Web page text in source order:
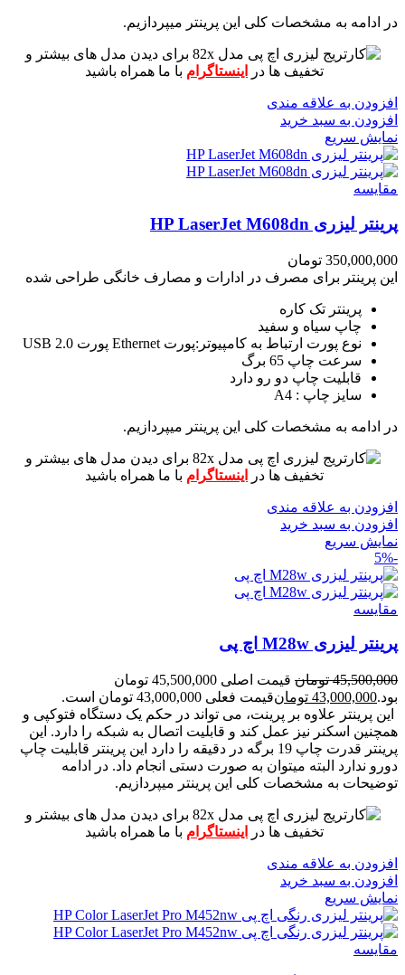
در ادامه به مشخصات کلی این پرینتر میپردازیم.
برای دیدن مدل های بیشتر و
تخفیف ها در
اینستاگرام با ما همراه باشید
افزودن به علاقه مندی
افزودن به سبد خرید
نمایش سریع
مقايسه
پرینتر لیزری HP LaserJet M608dn
350,000,000 تومان
این پرینتر برای مصرف در ادارات و مصارف خانگی طراحی شده
پرینتر تک کاره
چاپ سیاه و سفید
نوع پورت ارتباط به کامپیوتر:پورت Ethernet پورت USB 2.0
سرعت چاپ 65 برگ
قابلیت چاپ دو رو دارد
سایز چاپ : A4
در ادامه به مشخصات کلی این پرینتر میپردازیم.
برای دیدن مدل های بیشتر و
تخفیف ها در
اینستاگرام با ما همراه باشید
افزودن به علاقه مندی
افزودن به سبد خرید
نمایش سریع
-5%
مقايسه
پرینتر لیزری M28w اچ پی
45,500,000 تومان
قیمت اصلی 45,500,000 تومان
بود.43,000,000 تومانقیمت فعلی 43,000,000 تومان است.
این پرینتر علاوه بر پرینت، می تواند در حکم یک دستگاه فتوکپی و
همچنین اسکنر نیز عمل کند و قابلیت اتصال به شبکه را دارد. این
پرینتر قدرت چاپ 19 برگه در دقیقه را دارد
این پرینتر قابلیت چاپ
دورو ندارد البته میتوان به صورت دستی انجام داد. در ادامه
توضیحات به مشخصات کلی این پرینتر میپردازیم.
برای دیدن مدل های بیشتر و
تخفیف ها در
اینستاگرام با ما همراه باشید
افزودن به علاقه مندی
افزودن به سبد خرید
نمایش سریع
مقايسه